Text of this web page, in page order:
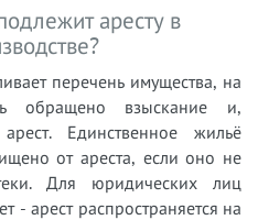
аресту в
перечень имущества, на
обращено взыскание и,
Единственное жильё
от ареста, если оно не
Для юридических лиц
- арест распространяется на